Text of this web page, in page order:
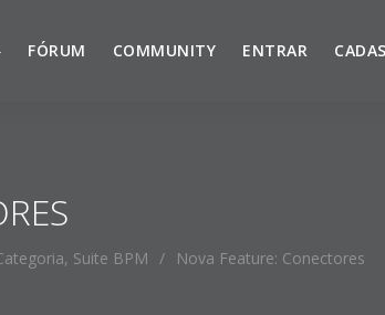
FÓRUM COMMUNITY ENTRAR
, Suite BPM / Nova Feature: Conectores